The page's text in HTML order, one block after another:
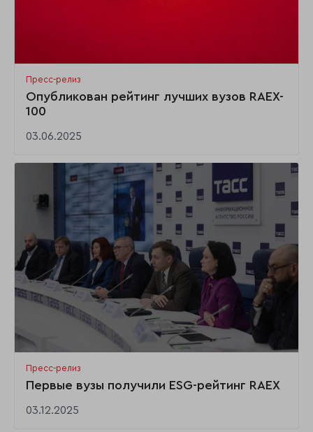
Пресс-релиз
Опубликован рейтинг лучших вузов RAEX-
100
03.06.2025
Пресс-релиз
Первые вузы получили ESG-рейтинг RAEX
03.12.2025